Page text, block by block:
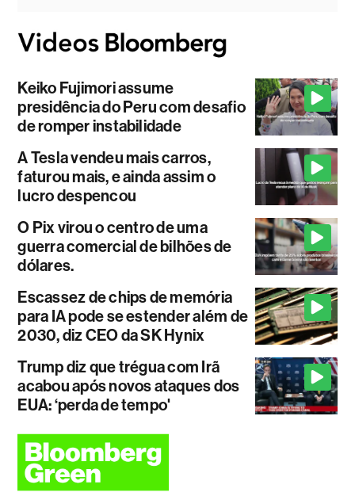
Keiko Fujimori assume
presidência do Peru com desafio
de romper instabilidade
A Tesla vendeu mais carros,
faturou mais, e ainda assim o
lucro despencou
O Pix virou o centro de uma
guerra comercial de bilhões de
dólares.
Escassez de chips de memória
para IA pode se estender além de
2030, diz CEO da SK Hynix
Trump diz que trégua com Irã
acabou após novos ataques dos
EUA: ‘perda de tempo'